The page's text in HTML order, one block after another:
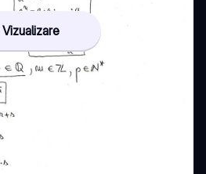
Vizualizare